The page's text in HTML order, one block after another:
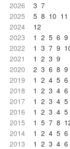
2026
3 7
2025
5 8 10 11
2024
12
2023
1 2 5 6 9
2022
1 3 7 9
2021
1 2 3 9
2020
2 3 6 8 9
2019
1 2 4 5 6
2018
1 2 3 4 6
2017
1 2 3 4 5
2016
1 2 3 4 5
2015
1 5 7 8
2014
1 2 4 5 6
2013
1 2 3 4 6